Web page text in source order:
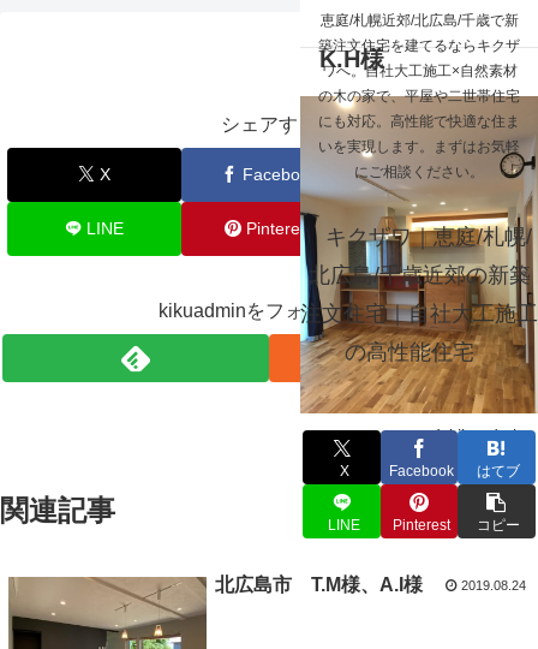
恵庭/札幌近郊/北広島/千歳で新
築注文住宅を建てるならキクザ
ワへ。自社大工施工×自然素材
の木の家で、平屋や二世帯住宅
にも対応。高性能で快適な住ま
いを実現します。まずはお気軽
にご相談ください。
キクザワ｜恵庭/札幌/
北広島/千歳近郊の新築
注文住宅｜自社大工施工
の高性能住宅
☰
江別市 K.H様
K.H様
X Facebook はてブ
LINE Pinterest コピー
2019.08.24
シェアする
X Facebook はてブ
LINE Pinterest コピー
kikuadminをフォローする
kikuadmin
関連記事
北広島市 T.M様、A.I様